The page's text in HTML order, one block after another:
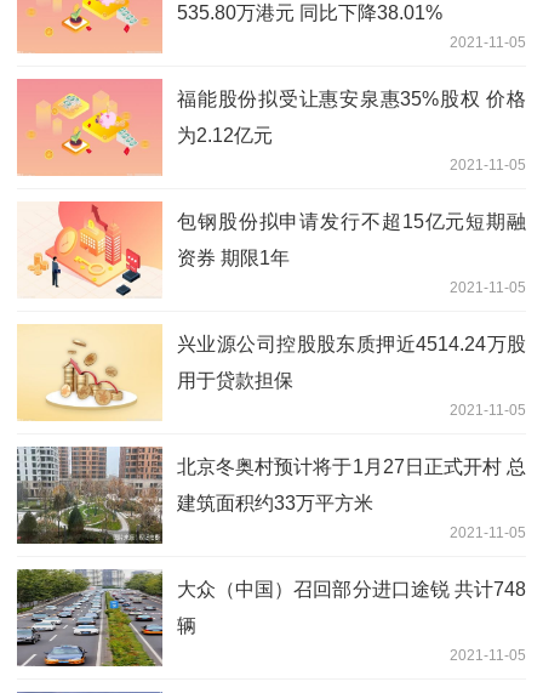
535.80万港元 同比下降38.01%
2021-11-05
福能股份拟受让惠安泉惠35%股权 价格
为2.12亿元
2021-11-05
包钢股份拟申请发行不超15亿元短期融
资券 期限1年
2021-11-05
兴业源公司控股股东质押近4514.24万股
用于贷款担保
2021-11-05
北京冬奥村预计将于1月27日正式开村 总
建筑面积约33万平方米
2021-11-05
大众（中国）召回部分进口途锐 共计748
辆
2021-11-05